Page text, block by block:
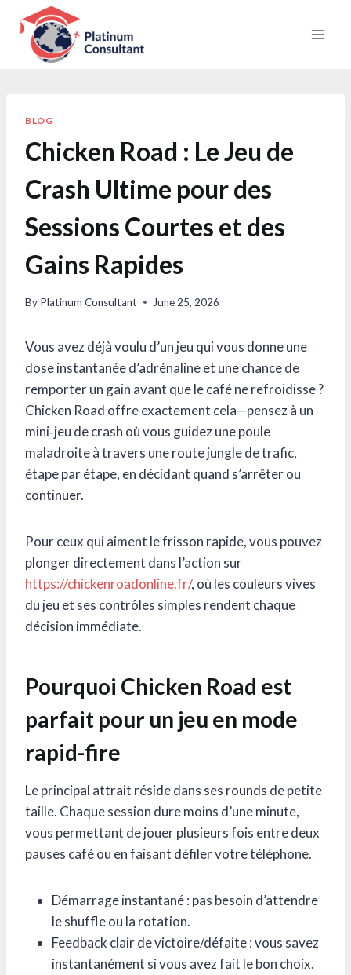
content
BLOG
Chicken Road : Le Jeu de
Crash Ultime pour des
Sessions Courtes et des
Gains Rapides
By Platinum Consultant June 25, 2026
Vous avez déjà voulu d’un jeu qui vous donne une
dose instantanée d’adrénaline et une chance de
remporter un gain avant que le café ne refroidisse ?
Chicken Road offre exactement cela—pensez à un
mini‑jeu de crash où vous guidez une poule
maladroite à travers une route jungle de trafic,
étape par étape, en décidant quand s’arrêter ou
continuer.
Pour ceux qui aiment le frisson rapide, vous pouvez
plonger directement dans l’action sur
https://chickenroadonline.fr/, où les couleurs vives
du jeu et ses contrôles simples rendent chaque
décision immédiate.
Pourquoi Chicken Road est
parfait pour un jeu en mode
rapid-fire
Le principal attrait réside dans ses rounds de petite
taille. Chaque session dure moins d’une minute,
vous permettant de jouer plusieurs fois entre deux
pauses café ou en faisant défiler votre téléphone.
Démarrage instantané : pas besoin d’attendre
le shuffle ou la rotation.
Feedback clair de victoire/défaite : vous savez
instantanément si vous avez fait le bon choix.